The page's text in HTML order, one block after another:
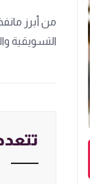
من أبرز
التسويقية